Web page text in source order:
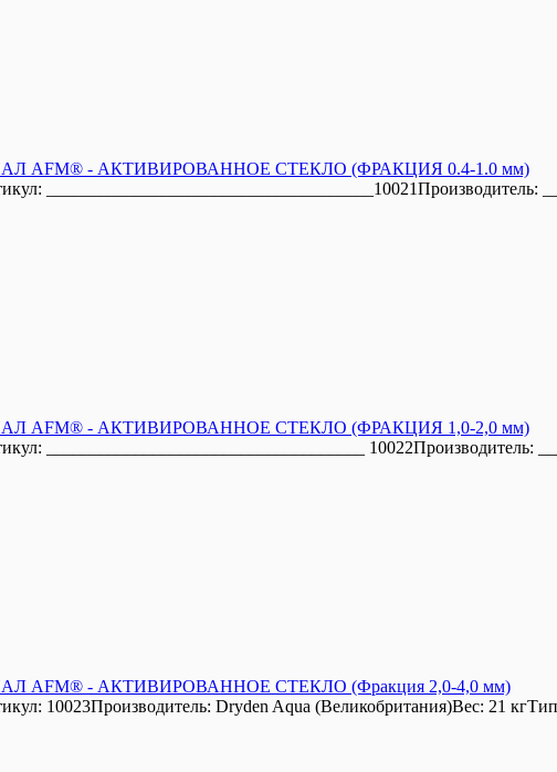
- АКТИВИРОВАННОЕ СТЕКЛО (ФРАКЦИЯ 0.4-1.0 мм)
_____________________________________10021Производитель:
- АКТИВИРОВАННОЕ СТЕКЛО (ФРАКЦИЯ 1,0-2,0 мм)
____________________________________ 10022Производитель:
- АКТИВИРОВАННОЕ СТЕКЛО (Фракция 2,0-4,0 мм)
10023Производитель: Dryden Aqua (Великобритания)Вес: 21